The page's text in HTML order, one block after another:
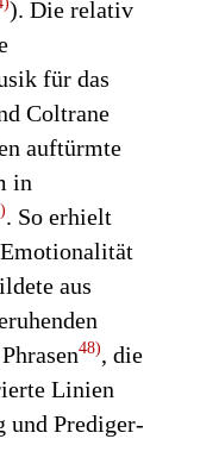
). Die relativ
für das
Coltrane
auftürmte
in
. So erhielt
aus
48), die
Linien
und Prediger-